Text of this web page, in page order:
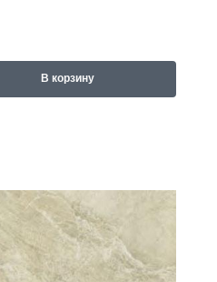
В корзину